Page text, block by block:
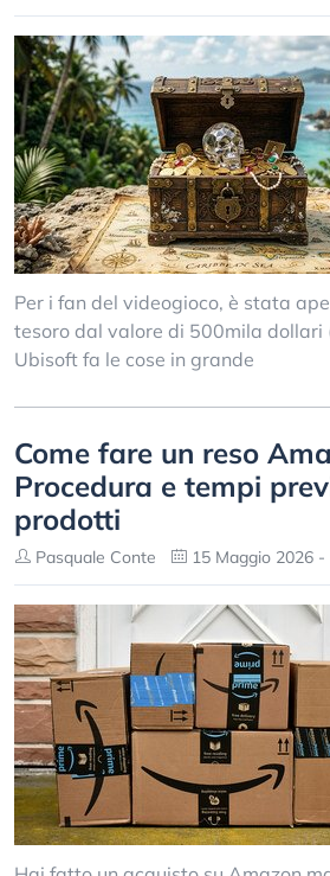
Per i fan del videogioco, è stata
tesoro dal valore di 500mila dollari
Ubisoft fa le cose in grande
Come fare un reso
Procedura e tempi
prodotti
Pasquale Conte 15 Maggio 2026 -